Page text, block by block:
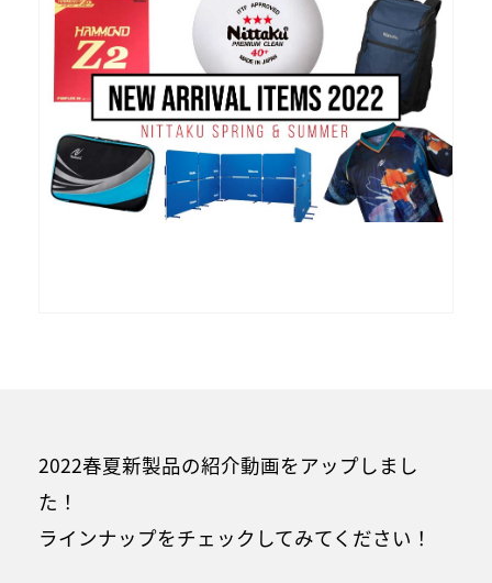
2022春夏新製品の紹介動画をアップしまし
た！
ラインナップをチェックしてみてください！